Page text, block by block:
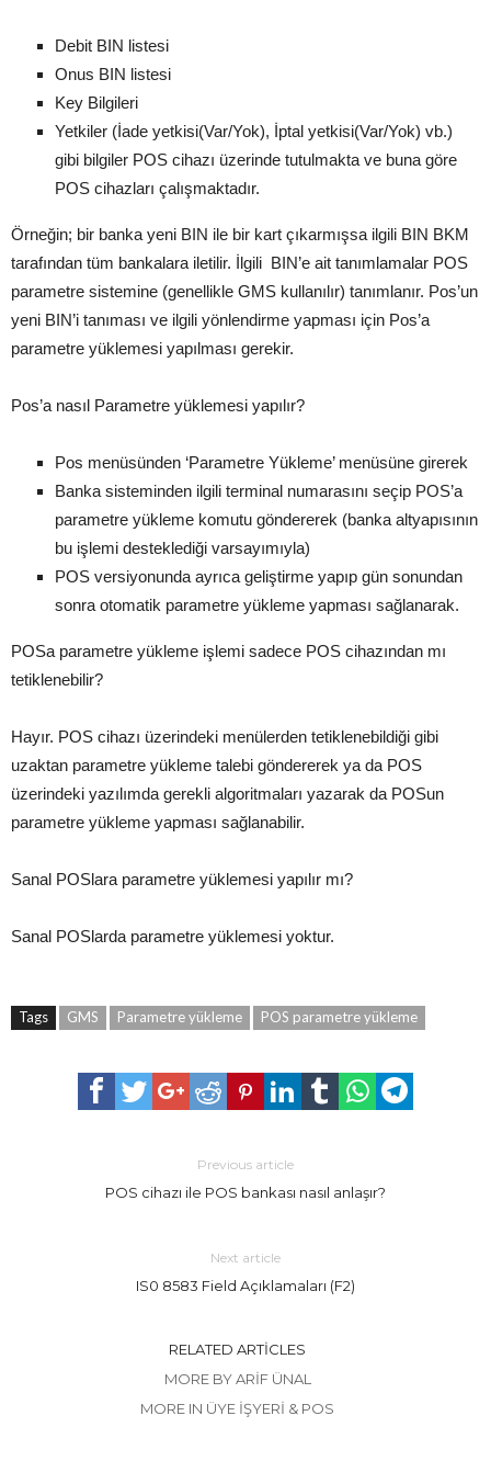
Debit BIN listesi
Onus BIN listesi
Key Bilgileri
Yetkiler (İade yetkisi(Var/Yok), İptal yetkisi(Var/Yok) vb.)
gibi bilgiler POS cihazı üzerinde tutulmakta ve buna göre
POS cihazları çalışmaktadır.
Örneğin; bir banka yeni BIN ile bir kart çıkarmışsa ilgili BIN BKM
tarafından tüm bankalara iletilir. İlgili BIN’e ait tanımlamalar POS
parametre sistemine (genellikle GMS kullanılır) tanımlanır. Pos’un
yeni BIN’i tanıması ve ilgili yönlendirme yapması için Pos’a
parametre yüklemesi yapılması gerekir.
Pos’a nasıl Parametre yüklemesi yapılır?
Pos menüsünden ‘Parametre Yükleme’ menüsüne girerek
Banka sisteminden ilgili terminal numarasını seçip POS’a
parametre yükleme komutu göndererek (banka altyapısının
bu işlemi desteklediği varsayımıyla)
POS versiyonunda ayrıca geliştirme yapıp gün sonundan
sonra otomatik parametre yükleme yapması sağlanarak.
POSa parametre yükleme işlemi sadece POS cihazından mı
tetiklenebilir?
Hayır. POS cihazı üzerindeki menülerden tetiklenebildiği gibi
uzaktan parametre yükleme talebi göndererek ya da POS
üzerindeki yazılımda gerekli algoritmaları yazarak da POSun
parametre yükleme yapması sağlanabilir.
Sanal POSlara parametre yüklemesi yapılır mı?
Sanal POSlarda parametre yüklemesi yoktur.
Tags GMS Parametre yükleme POS parametre yükleme
Previous article
POS cihazı ile POS bankası nasıl anlaşır?
Next article
IS0 8583 Field Açıklamaları (F2)
RELATED ARTICLES
MORE BY ARIF ÜNAL
MORE IN ÜYE İŞYERI & POS